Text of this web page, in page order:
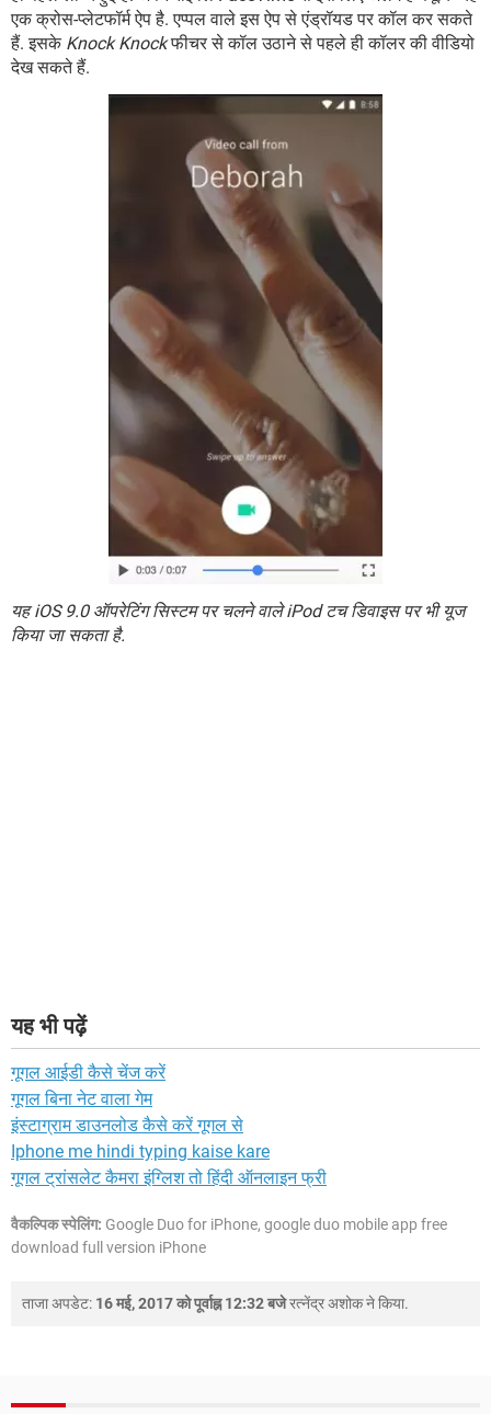
एक क्रोस-प्लेटफॉर्म ऐप है. एप्पल वाले इस ऐप से एंड्रॉयड पर कॉल कर सकते
हैं. इसके Knock Knockफीचर से कॉल उठाने से पहले ही कॉलर की वीडियो
देख सकते हैं.
यह iOS 9.0 ऑपरेटिंग सिस्टम पर चलने वाले iPod टच डिवाइस पर भी यूज
किया जा सकता है.
यह भी पढ़ें
गूगल आईडी कैसे चेंज करें
गूगल बिना नेट वाला गेम
इंस्टाग्राम डाउनलोड कैसे करें गूगल से
Iphone me hindi typing kaise kare
गूगल ट्रांसलेट कैमरा इंग्लिश तो हिंदी ऑनलाइन फ्री
वैकल्पिक स्पेलिंग: Google Duo for iPhone, google duo mobile app free
download full version iPhone
ताजा अपडेट: 16 मई, 2017 को पूर्वाह्न 12:32 बजेरत्नेंद्र अशोकने किया.